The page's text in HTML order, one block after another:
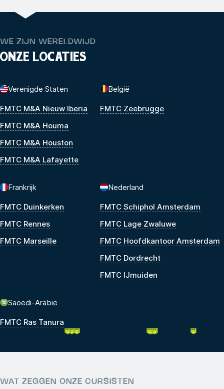
WE ZIJN WERELDWIJD
ONZE LOCATIES
Verenigde Staten
FMTC M&A Nieuw Iberia
FMTC M&A Houma
FMTC M&A Houston
FMTC M&A Lafayette
België
FMTC Zeebrugge
Frankrijk
FMTC Duinkerken
FMTC Rennes
FMTC Marseille
Nederland
FMTC Schiphol Amsterdam
FMTC Lage Zwaluwe
FMTC Hoofdkantoor Amsterdam
FMTC Dordrecht
FMTC IJmuiden
Saoedi-Arabië
FMTC Ras Tanura
WAT ZEGGEN ONZE CURSISTEN